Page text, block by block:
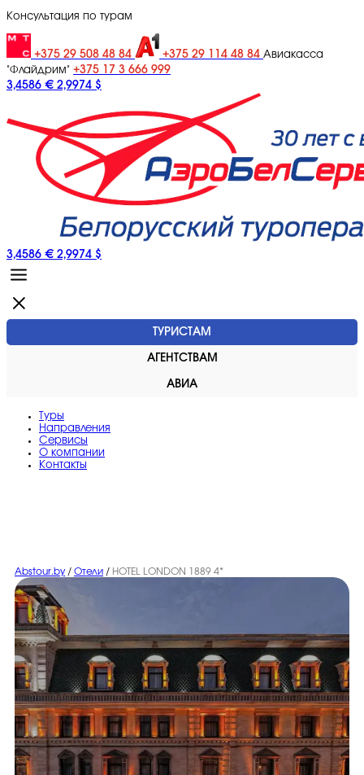
Консультация по турам
+375 29 508 48 84 +375 29 114 48 84 Авиакасса
"Флайдрим" +375 17 3 666 999
3,4586 € 2,9974 $
3,4586 € 2,9974 $
ТУРИСТАМ
АГЕНТСТВАМ
АВИА
Туры
Направления
Сервисы
O компании
Контакты
Abstour.by / Отели / HOTEL LONDON 1889 4*